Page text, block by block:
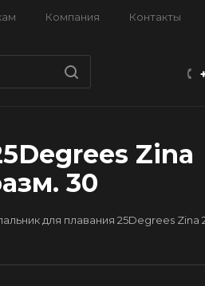
Компания Контакты
Zina
30
для плавания 25Degrees Zina